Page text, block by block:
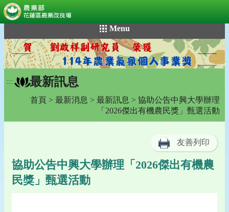
到
主
要
內
容
Menu
::: 最新訊息
首頁 > 最新消息 > 最新訊息 > 協助公告中興大學辦理
「2026傑出有機農民獎」甄選活動
友善列印
協助公告中興大學辦理「2026傑出有機農
民獎」甄選活動